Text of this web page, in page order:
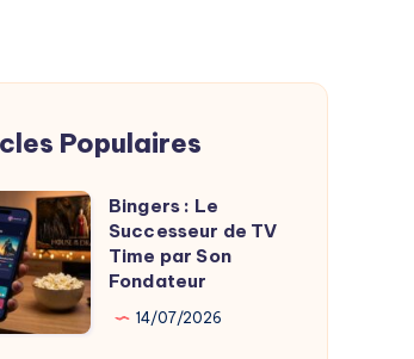
Populaires
Bingers : Le
Successeur de TV
Time par Son
Fondateur
14/07/2026